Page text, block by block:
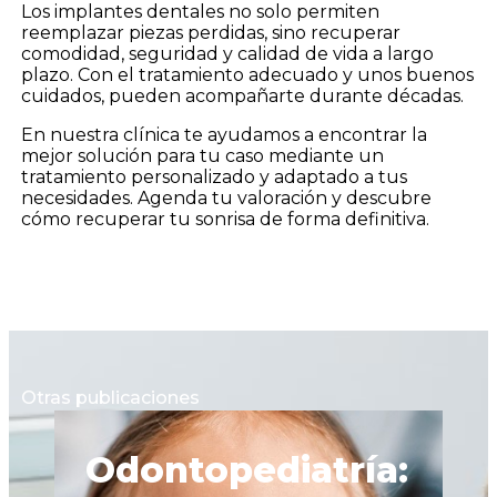
Los implantes dentales no solo permiten
reemplazar piezas perdidas, sino recuperar
comodidad, seguridad y calidad de vida a largo
plazo. Con el tratamiento adecuado y unos buenos
cuidados, pueden acompañarte durante décadas.
En nuestra clínica te ayudamos a encontrar la
mejor solución para tu caso mediante un
tratamiento personalizado y adaptado a tus
necesidades. Agenda tu valoración y descubre
cómo recuperar tu sonrisa de forma definitiva.
Otras publicaciones
Odontopediatría: